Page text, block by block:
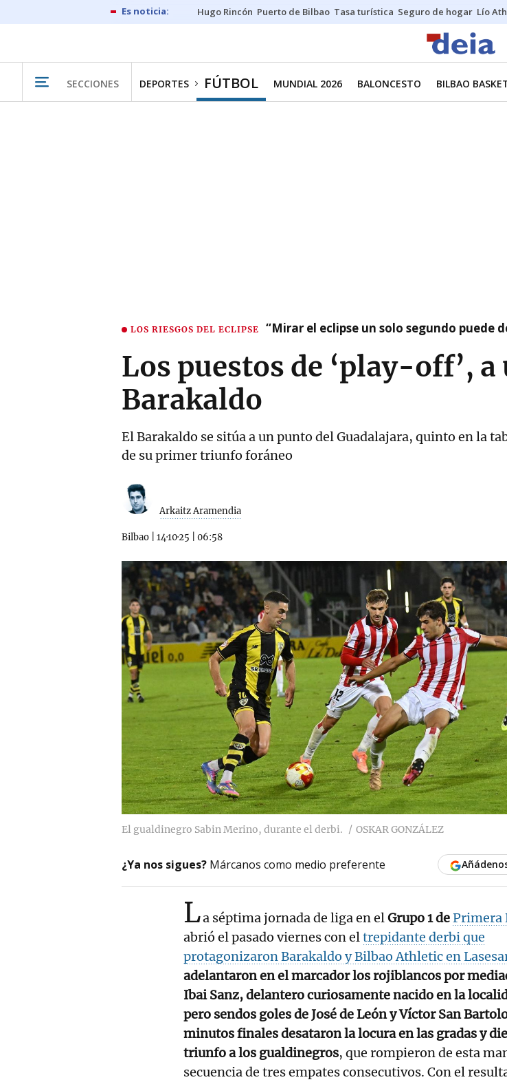
Hugo Rincón Puerto de Bilbao Tasa turística Seguro de hogar Lío
SECCIONES DEPORTES FÚTBOL MUNDIAL 2026 BALONCESTO BILBAO
LOS RIESGOS DEL ECLIPSE “Mirar el eclipse un solo segundo puede
Los puestos de ‘play-off’, a
Barakaldo
El Barakaldo se sitúa a un punto del Guadalajara, quinto en la
de su primer triunfo foráneo
Arkaitz Aramendia
Bilbao 14·10·25 06:58
El gualdinegro Sabin Merino, durante el derbi. OSKAR GONZÁLEZ
¿Ya nos sigues? Márcanos como medio preferente
La séptima jornada de liga en elGrupo 1 dePrimera
abrió el pasado viernes con eltrepidante derbi que
protagonizaron Barakaldo y Bilbao Athletic en
adelantaron en el marcador los rojiblancos por
Ibai Sanz, delantero curiosamente nacido en la
pero sendos goles de José de León y Víctor San
minutos finales desataron la locura en las gradas y
triunfo a los gualdinegros, que rompieron de esta
secuencia de tres empates consecutivos. Con el